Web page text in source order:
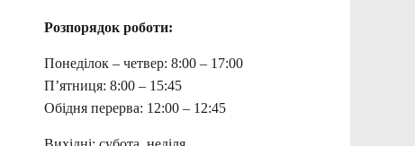
Розпорядок роботи:
Понеділок – четвер: 8:00 – 17:00
П’ятниця: 8:00 – 15:45
Обідня перерва: 12:00 – 12:45